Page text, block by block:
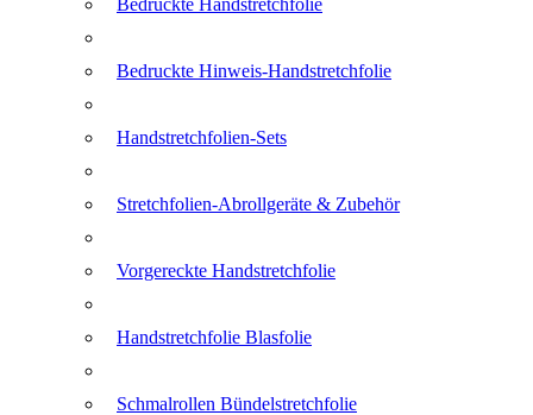
Bedruckte Handstretchfolie
Bedruckte Hinweis-Handstretchfolie
Handstretchfolien-Sets
Stretchfolien-Abrollgeräte & Zubehör
Vorgereckte Handstretchfolie
Handstretchfolie Blasfolie
Schmalrollen Bündelstretchfolie